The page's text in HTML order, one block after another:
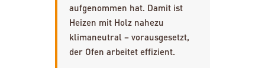
aufgenommen hat. Damit ist
Heizen mit Holz nahezu
klimaneutral – vorausgesetzt,
der Ofen arbeitet effizient.